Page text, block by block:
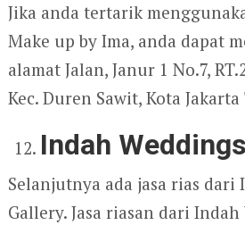
Jika anda tertarik
Make up by Ima, anda dapat
alamat Jalan, Janur 1 No.7,
Kec. Duren Sawit, Kota
Indah
Selanjutnya ada jasa rias dari
Gallery. Jasa riasan dari